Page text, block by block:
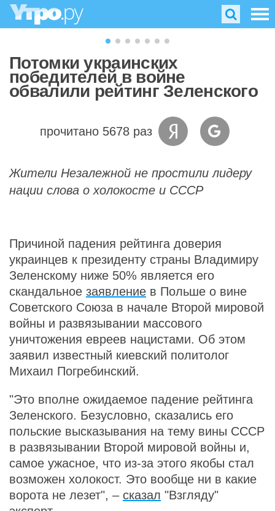
Потомки украинских
победителей в войне
обвалили рейтинг Зеленского
прочитано 5678 раз
Жители Незалежной не простили лидеру
нации слова о холокосте и СССР
Причиной падения рейтинга доверия
украинцев к президенту страны Владимиру
Зеленскому ниже 50% является его
скандальное заявление в Польше о вине
Советского Союза в начале Второй мировой
войны и развязывании массового
уничтожения евреев нацистами. Об этом
заявил известный киевский политолог
Михаил Погребинский.
"Это вполне ожидаемое падение рейтинга
Зеленского. Безусловно, сказались его
польские высказывания на тему вины СССР
в развязывании Второй мировой войны и,
самое ужасное, что из-за этого якобы стал
возможен холокост. Это вообще ни в какие
ворота не лезет", – сказал "Взгляду"